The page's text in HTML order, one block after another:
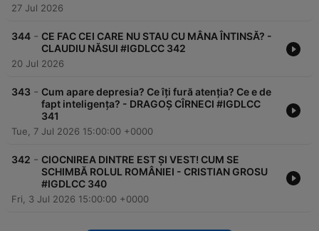
27 Jul 2026
344 - CE FAC CEI CARE NU STAU CU MÂNA ÎNTINSĂ? -
CLAUDIU NĂSUI #IGDLCC 342
20 Jul 2026
343 - Cum apare depresia? Ce îți fură atenția? Ce e de
fapt inteligența? - DRAGOȘ CÎRNECI #IGDLCC
341
Tue, 7 Jul 2026 15:00:00 +0000
342 - CIOCNIREA DINTRE EST ȘI VEST! CUM SE
SCHIMBĂ ROLUL ROMÂNIEI - CRISTIAN GROSU
#IGDLCC 340
Fri, 3 Jul 2026 15:00:00 +0000